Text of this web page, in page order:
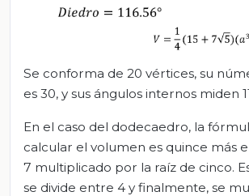
Se conforma de 20 vértices, su
es 30, y sus ángulos internos miden
En el caso del dodecaedro, la
calcular el volumen es quince más
7 multiplicado por la raíz de cinco.
se divide entre 4 y finalmente, se